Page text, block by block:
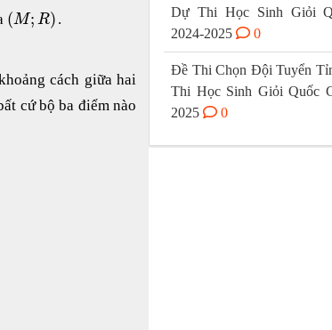
(M; R) .
cách giữa hai
cứ bộ ba điểm nào
Dự Thi Học Sinh Giỏi
2024-2025
0
Đề Thi Chọn Đội Tuyển
Thi Học Sinh Giỏi Quốc
2025
0